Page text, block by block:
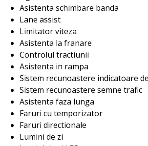
Asistenta schimbare banda
Lane assist
Limitator viteza
Asistenta la franare
Controlul tractiunii
Asistenta in rampa
Sistem recunoastere indicatoare
Sistem recunoastere semne trafic
Asistenta faza lunga
Faruri cu temporizator
Faruri directionale
Lumini de zi